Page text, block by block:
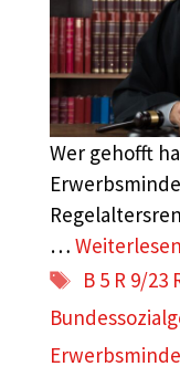
Wer gehofft
…
B 5 R 9/23